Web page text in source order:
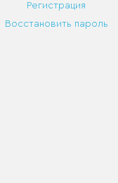
Регистрация
Восстановить пароль